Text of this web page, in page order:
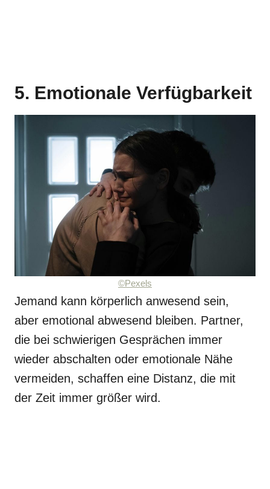
5. Emotionale Verfügbarkeit
©Pexels
Jemand kann körperlich anwesend sein,
aber emotional abwesend bleiben. Partner,
die bei schwierigen Gesprächen immer
wieder abschalten oder emotionale Nähe
vermeiden, schaffen eine Distanz, die mit
der Zeit immer größer wird.